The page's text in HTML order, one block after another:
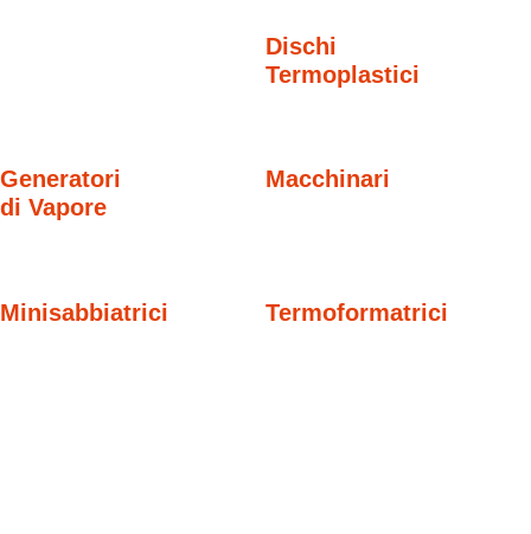
Dischi
Termoplastici
Generatori
di Vapore
Macchinari
Minisabbiatrici Termoformatrici